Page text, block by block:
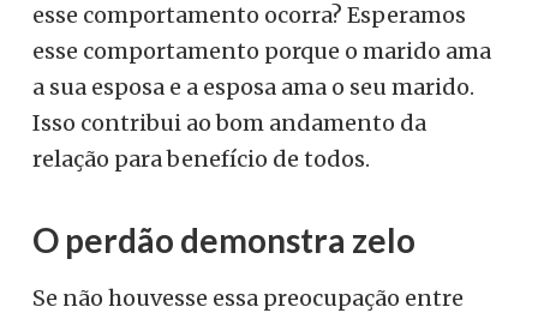
esse comportamento ocorra? Esperamos
esse comportamento porque o marido ama
a sua esposa e a esposa ama o seu marido.
Isso contribui ao bom andamento da
relação para benefício de todos.
O perdão demonstra zelo
Se não houvesse essa preocupação entre